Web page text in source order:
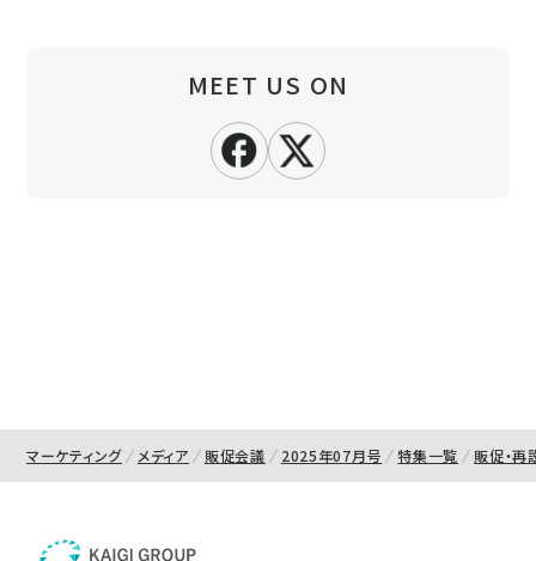
MEET US ON
マーケティング メディア 販促会議 2025年07月号 特集一覧 販促・